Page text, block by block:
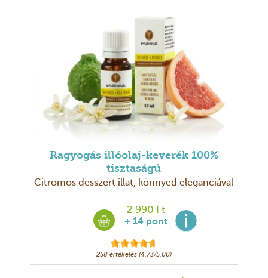
Ragyogás illóolaj-keverék 100%
tisztaságú
Citromos desszert illat, könnyed eleganciával
2 990 Ft
+ 14 pont
258 értékelés (4.73/5.00)